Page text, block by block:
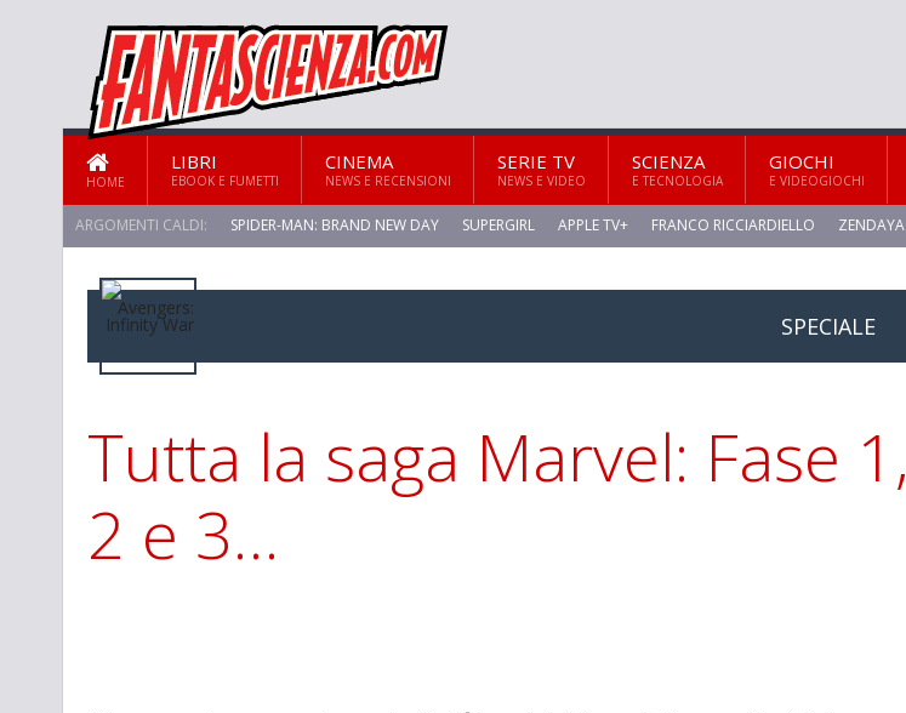
HOME
LIBRI
EBOOK E FUMETTI
CINEMA
NEWS E RECENSIONI
SERIE TV
NEWS E VIDEO
SCIENZA
E TECNOLOGIA
GIOCHI
E VIDEOGIOCHI
ARGOMENTI CALDI: SPIDER-MAN: BRAND NEW DAY SUPERGIRL APPLE TV+ FRANCO RICCIARDIELLO ZENDAYA
STAR TREK: STRANGE NEW WORLDS
SPECIALE
Tutta la saga Marvel: Fase 1,
2 e 3…